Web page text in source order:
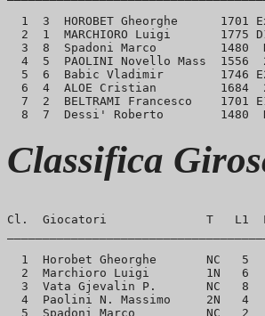
1  3  HOROBET Gheorghe      1701
2  1  MARCHIORO Luigi       1775
3  8  Spadoni Marco         1480
4  5  PAOLINI Novello Mass  1556
5  6  Babic Vladimir        1746
6  4  ALOE Cristian         1684
7  2  BELTRAMI Francesco    1701
Classifica
Cl.  Giocatori              T   L1  L2
1  Horobet Gheorghe       NC   5
2  Marchioro Luigi        1N   6
3  Vata Gjevalin P.       NC   8
4  Paolini N. Massimo     2N   4
5  Spadoni Marco          NC   2